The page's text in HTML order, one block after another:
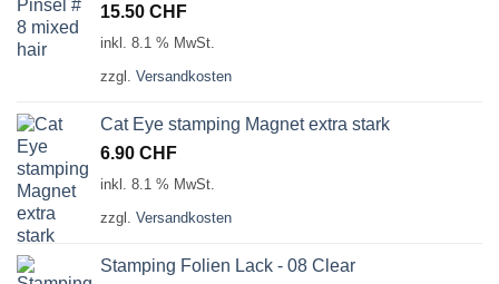
15.50 CHF
inkl. 8.1 % MwSt.
zzgl. Versandkosten
Cat Eye stamping Magnet extra stark
6.90 CHF
inkl. 8.1 % MwSt.
zzgl. Versandkosten
Stamping Folien Lack - 08 Clear